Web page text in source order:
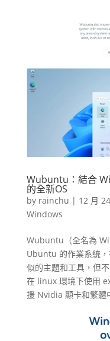
Wubuntu：結合
的全新OS
by rainchu | 12 月
Windows
Wubuntu（全名為
Ubuntu 的作業系統
似的主題和工具，但
在 linux 環境下使用
援 Nvidia 顯卡和繁體